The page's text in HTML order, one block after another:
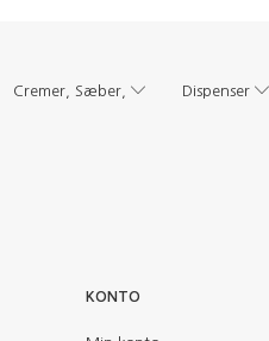
Cremer, Sæber, Dispenser
KONTO